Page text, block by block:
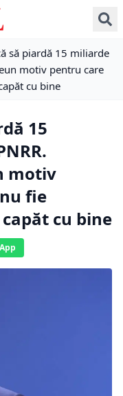
să piardă 15 miliarde
motiv pentru care
cu bine
15
motiv
fie
cu bine